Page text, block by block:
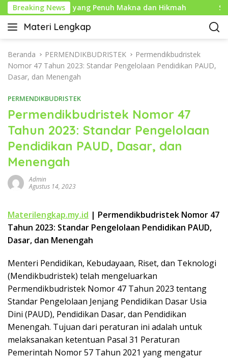
a
Breaking News
Baru Islam yang Penuh Makna dan Hikmah
Materi Lengkap
I
f
o
P
n
d
i
d
i
a
n
k
a
Beranda PERMENDIKBUDRISTEK
Permendikbudristek
Nomor 47 Tahun 2023: Standar Pengelolaan Pendidikan PAUD,
Dasar, dan Menengah
PERMENDIKBUDRISTEK
Permendikbudristek Nomor 47
Tahun 2023: Standar Pengelolaan
Pendidikan PAUD, Dasar, dan
Menengah
Admin
Agustus 14, 2023
Materilengkap.my.id | Permendikbudristek Nomor 47
Tahun 2023: Standar Pengelolaan Pendidikan PAUD,
Dasar, dan Menengah
Menteri Pendidikan, Kebudayaan, Riset, dan Teknologi
(Mendikbudristek) telah mengeluarkan
Permendikbudristek Nomor 47 Tahun 2023 tentang
Standar Pengelolaan Jenjang Pendidikan Dasar Usia
Dini (PAUD), Pendidikan Dasar, dan Pendidikan
Menengah. Tujuan dari peraturan ini adalah untuk
melaksanakan ketentuan Pasal 31 Peraturan
Pemerintah Nomor 57 Tahun 2021 yang mengatur